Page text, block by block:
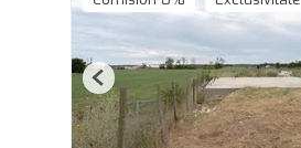
Previous